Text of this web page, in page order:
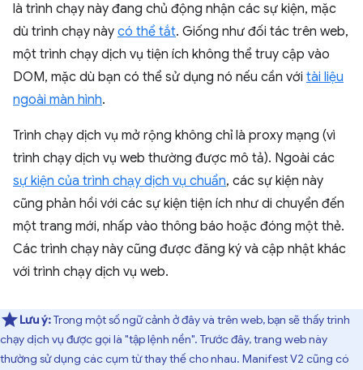
là trình chạy này đang chủ động nhận các sự kiện, mặc
dù trình chạy này có thể tắt. Giống như đối tác trên web,
một trình chạy dịch vụ tiện ích không thể truy cập vào
DOM, mặc dù bạn có thể sử dụng nó nếu cần với tài liệu
ngoài màn hình.
Trình chạy dịch vụ mở rộng không chỉ là proxy mạng (vì
trình chạy dịch vụ web thường được mô tả). Ngoài các
sự kiện của trình chạy dịch vụ chuẩn, các sự kiện này
cũng phản hồi với các sự kiện tiện ích như di chuyển đến
một trang mới, nhấp vào thông báo hoặc đóng một thẻ.
Các trình chạy này cũng được đăng ký và cập nhật khác
với trình chạy dịch vụ web.
Lưu ý:Trong một số ngữ cảnh ở đây và trên web, bạn sẽ thấy trình
chạy dịch vụ được gọi là "tập lệnh nền". Trước đây, trang web này
thường sử dụng các cụm từ thay thế cho nhau. Manifest V2 cũng có